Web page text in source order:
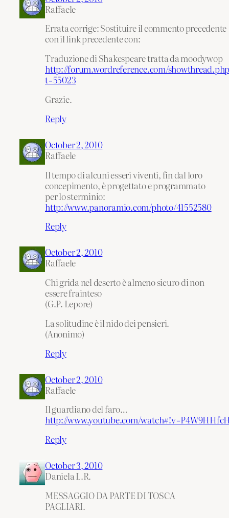
Raffaele
Errata corrige: Sostituire il commento precedente
con il link precedente con:
Traduzione di Shakespeare tratta da moodywop
http://forum.wordreference.com/
t=55023
Grazie.
Reply
October 2, 2010
Raffaele
Il tempo di alcuni esseri viventi, fin dal loro
concepimento, è progettato e programmato
per lo sterminio:
http://www.panoramio.com/photo/41552580
Reply
October 2, 2010
Raffaele
Chi grida nel deserto è almeno sicuro di non
essere frainteso
(G.P. Lepore)
La solitudine è il nido dei pensieri.
(Anonimo)
Reply
October 2, 2010
Raffaele
Il guardiano del faro…
http://www.youtube.com/
Reply
October 3, 2010
Daniela L.R.
MESSAGGIO DA PARTE DI TOSCA
PAGLIARI.